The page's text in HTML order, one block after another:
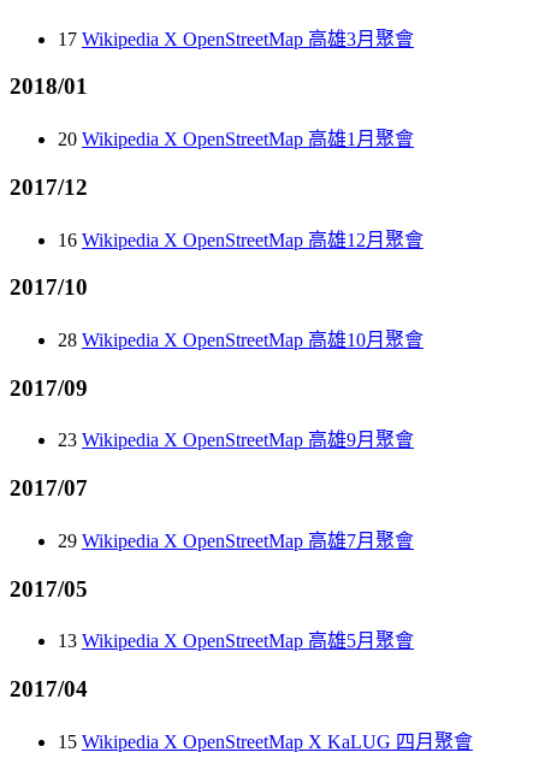
17 Wikipedia X OpenStreetMap 高雄3月聚會
2018/01
20 Wikipedia X OpenStreetMap 高雄1月聚會
2017/12
16 Wikipedia X OpenStreetMap 高雄12月聚會
2017/10
28 Wikipedia X OpenStreetMap 高雄10月聚會
2017/09
23 Wikipedia X OpenStreetMap 高雄9月聚會
2017/07
29 Wikipedia X OpenStreetMap 高雄7月聚會
2017/05
13 Wikipedia X OpenStreetMap 高雄5月聚會
2017/04
15 Wikipedia X OpenStreetMap X KaLUG 四月聚會